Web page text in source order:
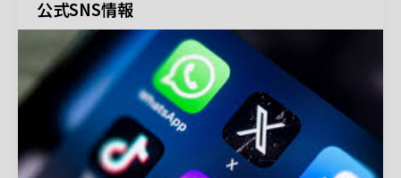
公式SNS情報